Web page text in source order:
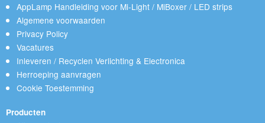
AppLamp Handleiding voor Mi-Light / MiBoxer / LED strips
Algemene voorwaarden
Privacy Policy
Vacatures
Inleveren / Recyclen Verlichting & Electronica
Herroeping aanvragen
Cookie Toestemming
Producten